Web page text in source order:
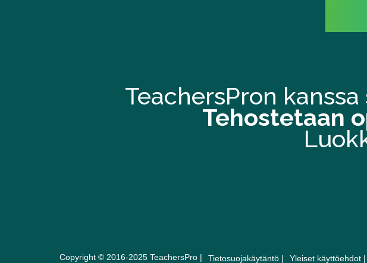
TeachersPron
Tehostetaan
Copyright © 2016-2025 TeachersPro | Tietosuojakäytäntö | Yleiset käyttöehdot |